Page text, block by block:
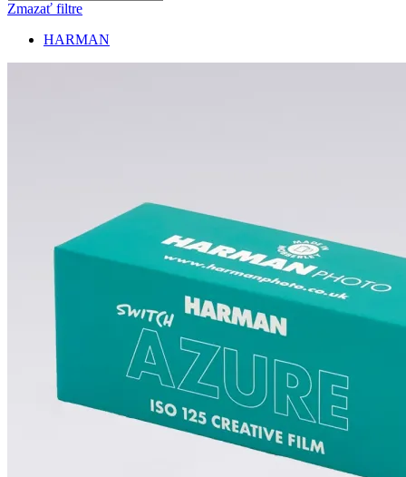
Zmazať filtre
HARMAN